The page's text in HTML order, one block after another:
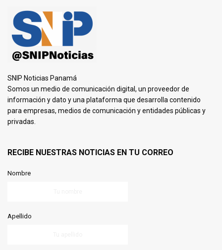
SNIP Noticias Panamá
Somos un medio de comunicación digital, un proveedor de
información y dato y una plataforma que desarrolla contenido
para empresas, medios de comunicación y entidades públicas y
privadas.
RECIBE NUESTRAS NOTICIAS EN TU CORREO
Nombre
Apellido